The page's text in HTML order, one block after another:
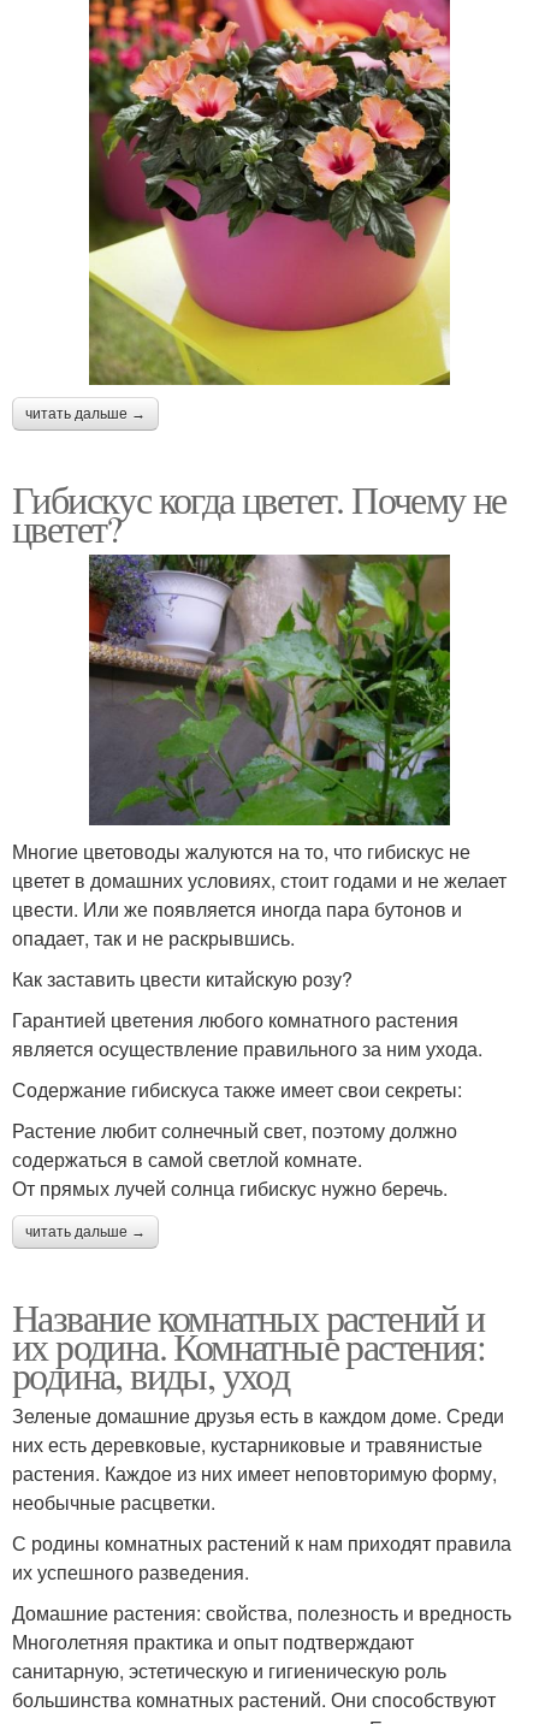
читать дальше →
Гибискус когда цветет. Почему не
цветет?
Многие цветоводы жалуются на то, что гибискус не
цветет в домашних условиях, стоит годами и не желает
цвести. Или же появляется иногда пара бутонов и
опадает, так и не раскрывшись.
Как заставить цвести китайскую розу?
Гарантией цветения любого комнатного растения
является осуществление правильного за ним ухода.
Содержание гибискуса также имеет свои секреты:
Растение любит солнечный свет, поэтому должно
содержаться в самой светлой комнате.
От прямых лучей солнца гибискус нужно беречь.
читать дальше →
Название комнатных растений и
их родина. Комнатные растения:
родина, виды, уход
Зеленые домашние друзья есть в каждом доме. Среди
них есть деревковые, кустарниковые и травянистые
растения. Каждое из них имеет неповторимую форму,
необычные расцветки.
С родины комнатных растений к нам приходят правила
их успешного разведения.
Домашние растения: свойства, полезность и вредность
Многолетняя практика и опыт подтверждают
санитарную, эстетическую и гигиеническую роль
большинства комнатных растений. Они способствуют